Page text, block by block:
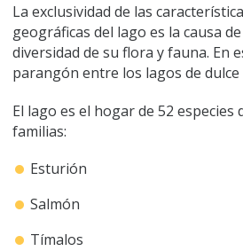
La exclusividad de las
geográficas del lago es la causa
diversidad de su flora y fauna. En
parangón entre los lagos de dulce
El lago es el hogar de 52 especies
familias:
Esturión
Salmón
Tímalos